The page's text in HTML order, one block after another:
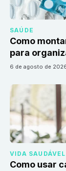
SAÚDE
Como
para
6 de agosto de
VIDA SAUDÁVEL
Como usar